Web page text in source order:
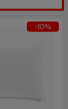
-10%